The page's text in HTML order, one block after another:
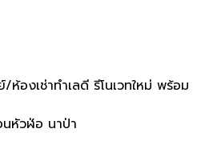
องเช่าทำเลดี รีโนเวทใหม่ พร้อม
หัวฬ่อ นาป่า